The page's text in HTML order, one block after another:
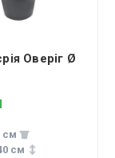
Оверіг Ø
см
см